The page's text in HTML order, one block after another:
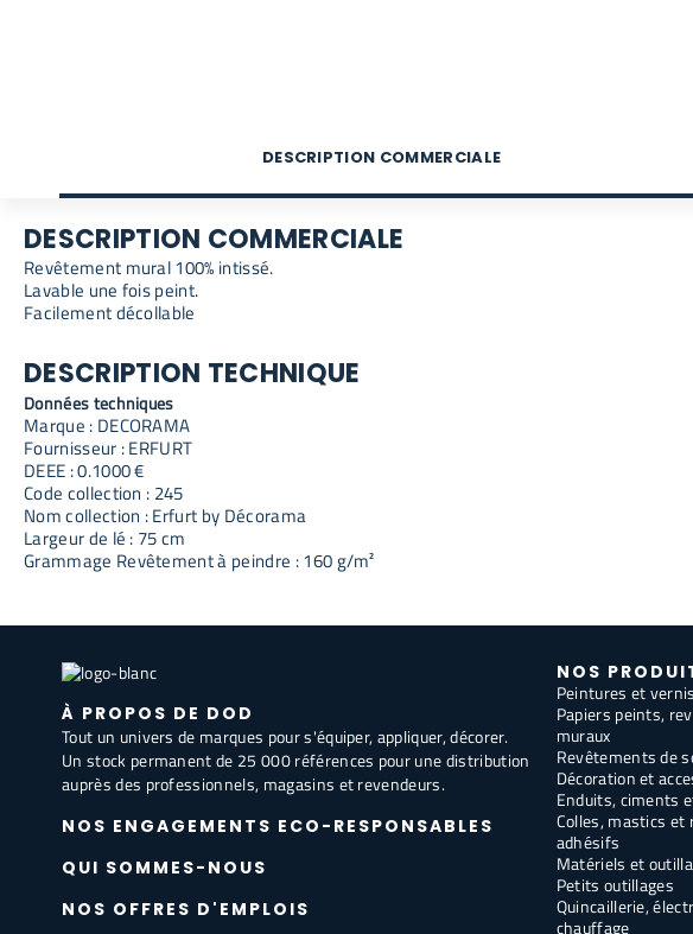
DESCRIPTION COMMERCIALE
DESCRIPTION COMMERCIALE
Revêtement mural 100% intissé.
Lavable une fois peint.
Facilement décollable
DESCRIPTION TECHNIQUE
Données techniques
Marque : DECORAMA
Fournisseur : ERFURT
DEEE : 0.1000 €
Code collection : 245
Nom collection : Erfurt by Décorama
Largeur de lé : 75 cm
Grammage Revêtement à peindre : 160 g/m²
À PROPOS DE DOD
Tout un univers de marques pour s'équiper, appliquer, décorer.
Un stock permanent de 25 000 références pour une distribution
auprès des professionnels, magasins et revendeurs.
NOS ENGAGEMENTS ECO-RESPONSABLES
QUI SOMMES-NOUS
NOS OFFRES D'EMPLOIS
NOS
Peintures et vernis
Papiers peints,
muraux
Revêtements de
Décoration et
Enduits, ciments
Colles, mastics et
adhésifs
Matériels et
Petits outillages
Quincaillerie,
chauffage